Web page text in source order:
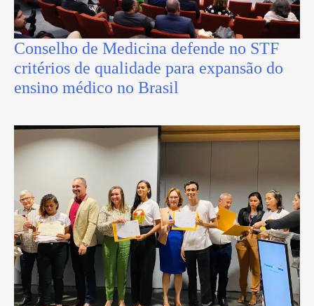
Conselho de Medicina defende no STF
critérios de qualidade para expansão do
ensino médico no Brasil